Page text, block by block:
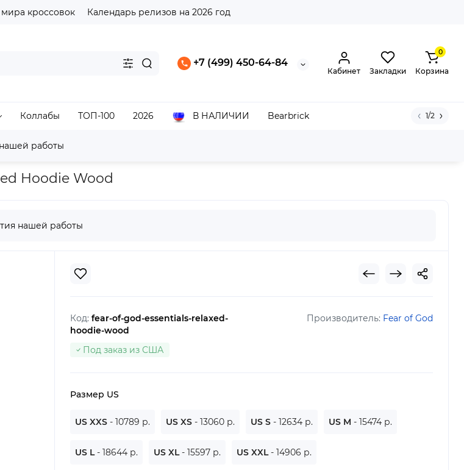
кроссовок Календарь релизов на 2026 год
+7 (499) 450-64-84
Кабинет Закладки
0
Корзина
Коллабы ТОП-100 2026 В НАЛИЧИИ Bearbrick 1/2
работы
Wood
Hoodie Wood
нашей работы
Код: fear-of-god-essentials-relaxed-
hoodie-wood
Производитель: Fear of God
Под заказ из США
Размер US
US XXS - 10789 р. US XS - 13060 р. US S - 12634 р. US M - 15474 р.
US L- 18644 р. US XL- 15597 р. US XXL- 14906 р.